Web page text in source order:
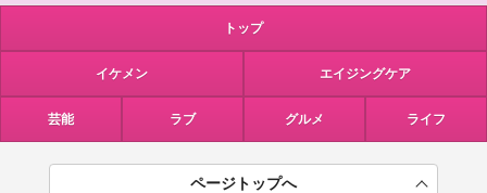
トップ
イケメン エイジングケア
芸能 ラブ グルメ ライフ
ページトップへ